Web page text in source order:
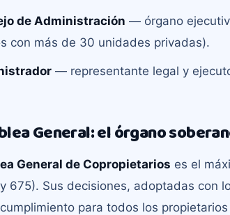
de Administración — órgano
con más de 30 unidades privadas).
— representante legal y
General: el órgano
General de Copropietarios es el
675). Sus decisiones, adoptadas con
para todos los